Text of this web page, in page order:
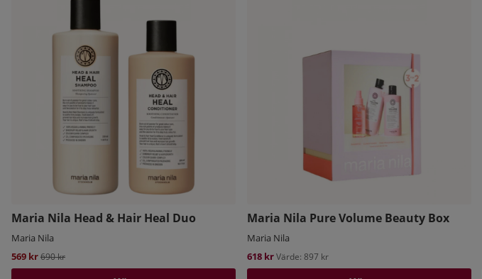
Maria Nila Head & Hair Heal Duo
Maria Nila
569 krOrdinarie pris:
690 kr
Maria Nila Pure Volume Beauty Box
Maria Nila
618 krVärde: 897 kr